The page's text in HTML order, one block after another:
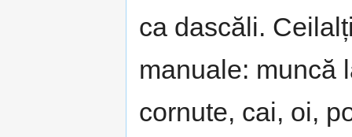
ca dascăli.
manuale: muncă
cornute, cai, oi,